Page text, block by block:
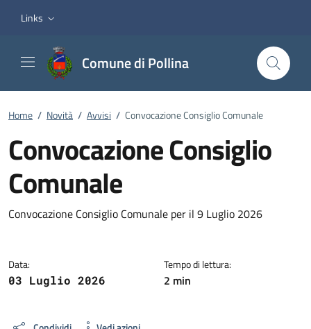
Links
Comune di Pollina
Home / Novità / Avvisi / Convocazione Consiglio Comunale
Convocazione Consiglio
Comunale
Dettagli della notizia
Convocazione Consiglio Comunale per il 9 Luglio 2026
Data:
03 Luglio 2026
Tempo di lettura:
2 min